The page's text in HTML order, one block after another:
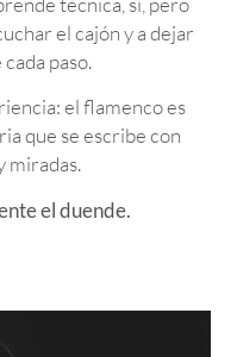
el cajón y a dejar
paso.
el flamenco es
que se escribe con
miradas.
el duende.